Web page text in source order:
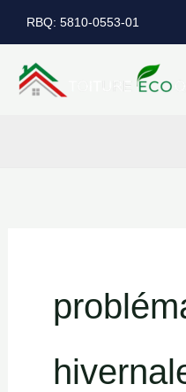
au
contenu
RBQ: 5810-0553-01